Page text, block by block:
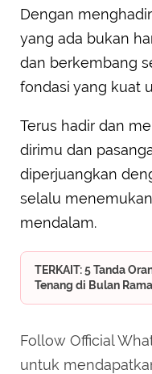
Dengan
yang ada bukan
dan berkembang
fondasi yang kuat
Terus hadir dan
dirimu dan
diperjuangkan
selalu
mendalam.
TERKAIT: 5 Tanda
Tenang di Bulan
Follow Official
untuk